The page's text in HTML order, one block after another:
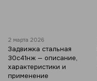
2 марта 2026
Задвижка стальная
30с41нж — описание,
характеристики и
применение